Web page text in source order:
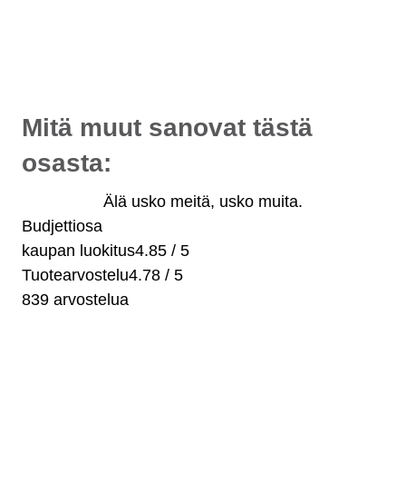
Mitä muut sanovat tästä
osasta:
Älä usko meitä, usko muita.
Budjettiosa
kaupan luokitus4.85 / 5
Tuotearvostelu4.78 / 5
839 arvostelua